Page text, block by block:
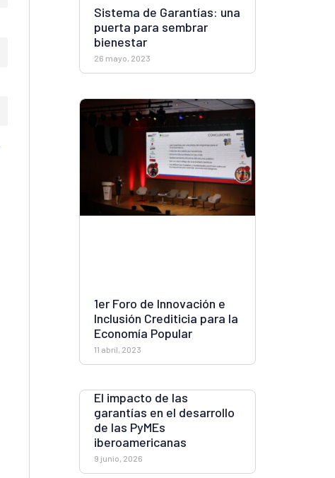
Sistema de Garantías: una
puerta para sembrar
bienestar
26 mayo, 2023
1er Foro de Innovación e
Inclusión Crediticia para la
Economía Popular
11 abril, 2023
El impacto de las
garantías en el desarrollo
de las PyMEs
iberoamericanas
9 junio, 2026